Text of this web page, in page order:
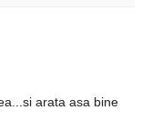
arata asa bine